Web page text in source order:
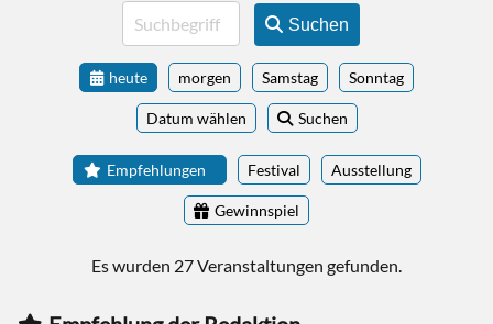
Suchen
heute morgen Samstag Sonntag
Datum wählen Suchen
Empfehlungen Festival Ausstellung
Gewinnspiel
Es wurden 27 Veranstaltungen gefunden.